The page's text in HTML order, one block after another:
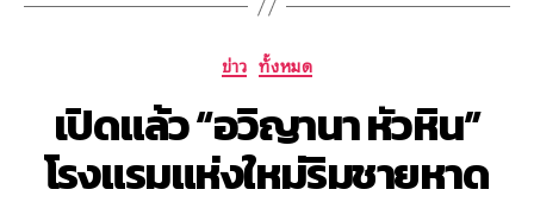
เปิดแล้ว “อวิญานา หัวหิน”
โรงแรมแห่งใหม่ริมชายหาด